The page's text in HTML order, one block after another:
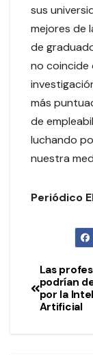
sus
mejores de
de
no coincide
más
de
luchando
nuestra
Periódico
Las
podrían
por la
Artificial